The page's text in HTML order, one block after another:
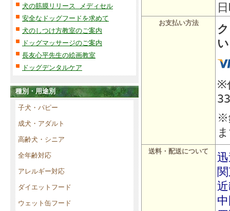
犬の筋膜リリース メディセル
安全なドッグフードを求めて
犬のしつけ方教室のご案内
ドッグマッサージのご案内
長友心平先生の絵画教室
ドッグデンタルケア
種別・用途別
子犬・パピー
成犬・アダルト
高齢犬・シニア
全年齢対応
アレルギー対応
ダイエットフード
ウェット缶フード
お支払い方法
※
※
送料・配送について